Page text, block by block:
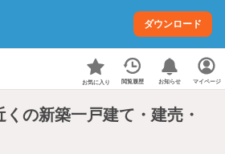
ダウンロード
お気に入り 閲覧履歴 お知らせ マイページ
くの新築一戸建て・建売・